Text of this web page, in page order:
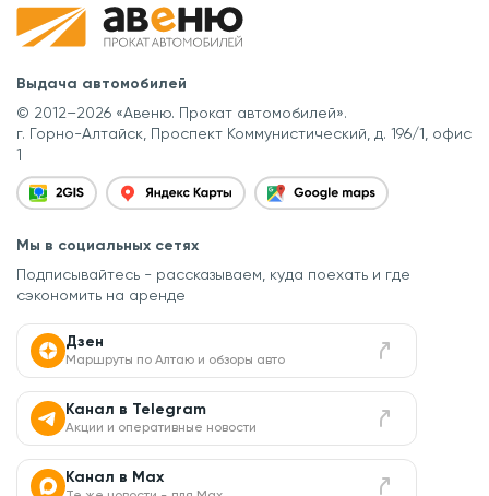
Выдача автомобилей
© 2012–2026 «Авеню. Прокат автомобилей».
г. Горно-Алтайск, Проспект Коммунистический, д. 196/1, офис
1
Мы в социальных сетях
Подписывайтесь - рассказываем, куда поехать и где
сэкономить на аренде
Дзен
Маршруты по Алтаю и обзоры авто
Канал в Telegram
Акции и оперативные новости
Канал в Max